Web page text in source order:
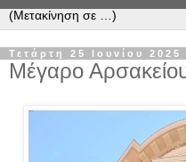
Τετάρτη 25 Ιουνίου 2025
Μέγαρο